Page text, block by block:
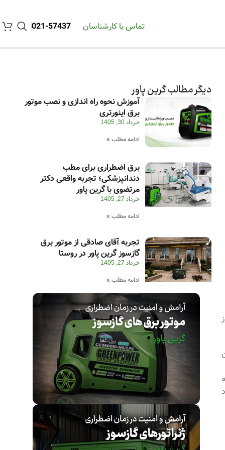
تماس با کارشناسان 57437-021
جهان
دیگر مطالب گرین پاور
آموزش نحوه راه اندازی و نصب موتور
برق اینورتری
خرداد 30, 1405
ادامه مطلب »
برق اضطراری برای مطب
دندانپزشکی؛ تجربه واقعی دکتر
مرتضوی با گرین پاور
خرداد 27, 1405
ادامه مطلب »
تجربه آقای صادقی از موتور برق
گازسوز گرین پاور در روستا
خرداد 27, 1405
ادامه مطلب »